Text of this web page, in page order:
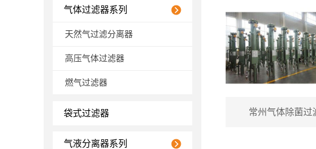
气体过滤器系列
天然气过滤分离器
高压气体过滤器
燃气过滤器
袋式过滤器
气液分离器系列
常州气体除菌过